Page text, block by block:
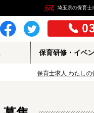
埼玉県の保育士
保育研修・イベ
保育士求人 わたしの